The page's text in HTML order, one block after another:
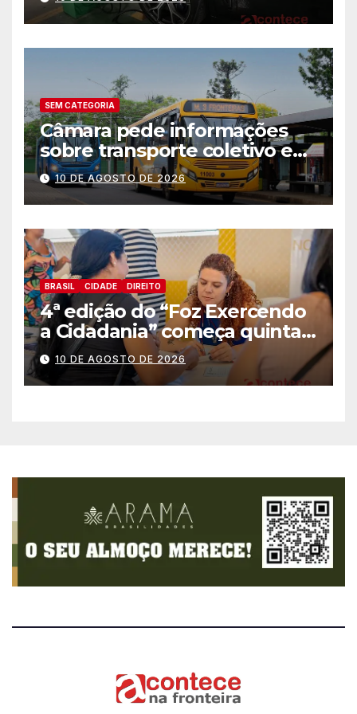
supermercados e centros
comerciais
SEM CATEGORIA
Câmara pede informações
sobre transporte coletivo e
melhorias na mobilidade em
Foz
10 DE AGOSTO DE 2026
BRASIL CIDADE DIREITO
4ª edição do “Foz Exercendo
a Cidadania” começa quinta-
feira (13) com oferta de
serviços essenciais e
gratuitos
10 DE AGOSTO DE 2026